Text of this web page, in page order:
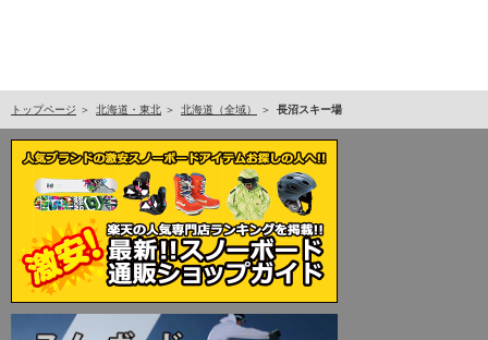
トップページ 北海道・東北 北海道（全域） 長沼スキー場